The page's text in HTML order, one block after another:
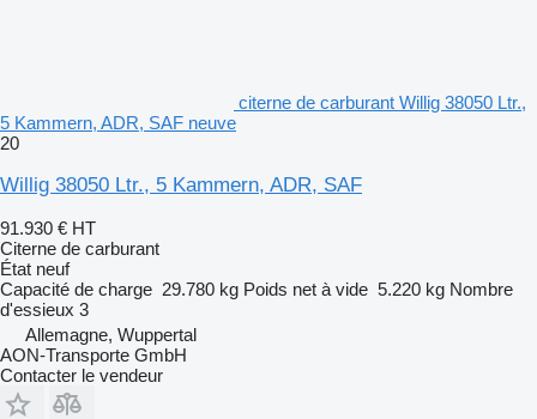
citerne de carburant Willig 38050 Ltr.,
5 Kammern, ADR, SAF neuve
20
Willig 38050 Ltr., 5 Kammern, ADR, SAF
91.930 € HT
Citerne de carburant
État neuf
Capacité de charge 29.780 kg Poids net à vide 5.220 kg Nombre
d'essieux 3
Allemagne, Wuppertal
AON-Transporte GmbH
Contacter le vendeur